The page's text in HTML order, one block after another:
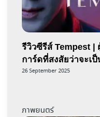
รีวิวซีรีส์ Tempest
การ์ดที่สงสัยว่าจะเ
26 September 2025
ภาพยนตร์